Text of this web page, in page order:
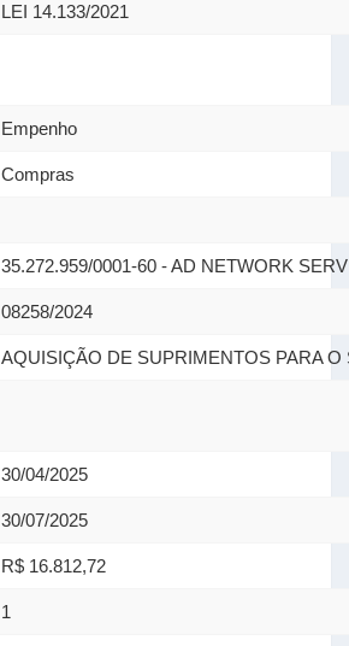
LEI 14.133/2021
Empenho
Compras
35.272.959/0001-60 - AD NETWORK
08258/2024
AQUISIÇÃO DE SUPRIMENTOS PARA
30/04/2025
30/07/2025
R$ 16.812,72
1